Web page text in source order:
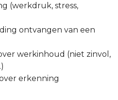
(werkdruk, stress,
ontvangen van een
werkinhoud (niet zinvol,
erkenning